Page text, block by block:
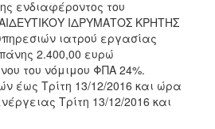
ενδιαφέροντος του
ΙΔΡΥΜΑΤΟΣ ΚΡΗΤΗΣ
ιατρού εργασίας
2.400,00 ευρώ
του νόμιμου ΦΠΑ 24%.
έως Τρίτη 13/12/2016 και ώρα
Τρίτη 13/12/2016 και